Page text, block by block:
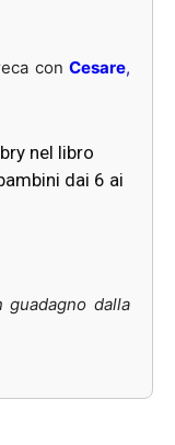
con Cesare,
nel libro
dai 6 ai
guadagno dalla